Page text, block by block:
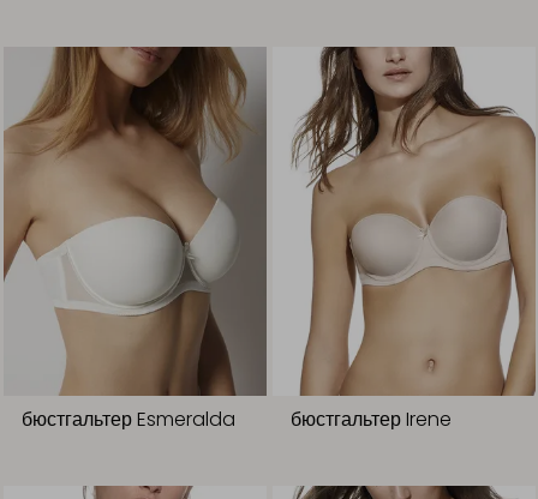
бюстгальтер Esmeralda бюстгальтер Irene